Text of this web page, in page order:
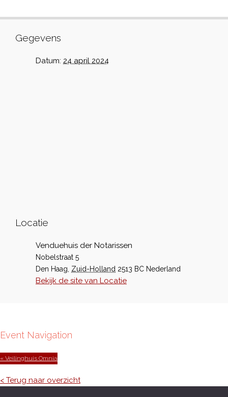
Gegevens
Datum: 24 april 2024
Locatie
Venduehuis der Notarissen
Nobelstraat 5
Den Haag Zuid-Holland 2513 BC Nederland
Bekijk de site van Locatie
Event Navigation
« Veilinghuis Omnia
< Terug naar overzicht